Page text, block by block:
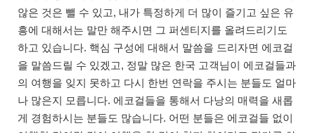
않은 것은 뺄 수 있고, 내가 특정하게 더 많이 즐기고 싶은 유
흥에 대해서는 말만 해주시면 그 퍼센티지를 올려드리기도
하고 있습니다. 핵심 구성에 대해서 말씀을 드리자면 에코걸
을 말씀드릴 수 있겠고, 정말 많은 한국 고객님이 에코걸들과
의 여행을 잊지 못하고 다시 한번 연락을 주시는 분들도 얼마
나 많은지 모릅니다. 에코걸들을 통해서 다낭의 매력을 새롭
게 경험하시는 분들도 많습니다. 어떤 분들은 에코걸들 없이